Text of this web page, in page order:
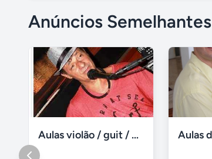
Anúncios Semelhantes
Aulas violão / guit / particular